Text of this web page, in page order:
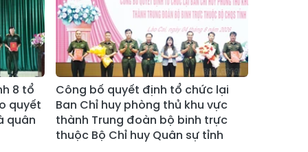
Xã Bảo Hà
Xã Mường Bo
Xã Bản Hồ
Xã Tả Van
Xã Tả Phìn
Xã Cốc Lầu
Xã Bảo Nhai
Xã Bản Liền
Xã Bắc Hà
Xã Tả Củ Tỷ
Xã Lùng Phình
Xã Pha Long
8 tổ
quyết
quân
Công bố quyết định tổ chức lại
Ban Chỉ huy phòng thủ khu vực
thành Trung đoàn bộ binh trực
thuộc Bộ Chỉ huy Quân sự tỉnh